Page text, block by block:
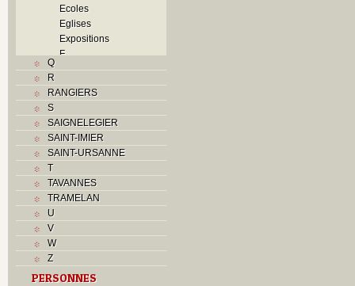
Ecoles
Eglises
Expositions
F
H
Guerres
Occupations
militaires
I
Monuments historiques
Q
R
RANGIERS
S
SAIGNELEGIER
SAINT-IMIER
SAINT-URSANNE
T
TAVANNES
TRAMELAN
U
V
W
Z
PERSONNES